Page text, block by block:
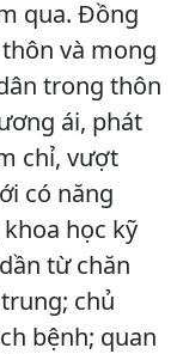
qua. Đồng
và mong
trong thôn
ái, phát
chỉ, vượt
có năng
học kỹ
từ chăn
chủ
bệnh; quan